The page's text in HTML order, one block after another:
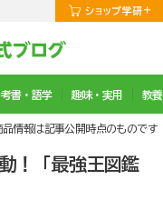
書・語学 趣味・実用 教
情報は記事公開時点のものです
！「最強王図鑑